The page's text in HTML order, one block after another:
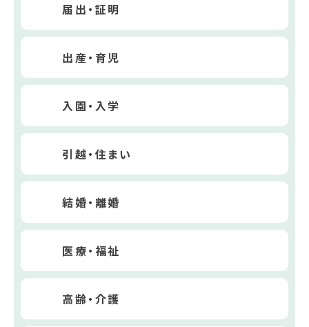
届出・証明
出産・育児
入園・入学
引越・住まい
結婚・離婚
医療・福祉
高齢・介護